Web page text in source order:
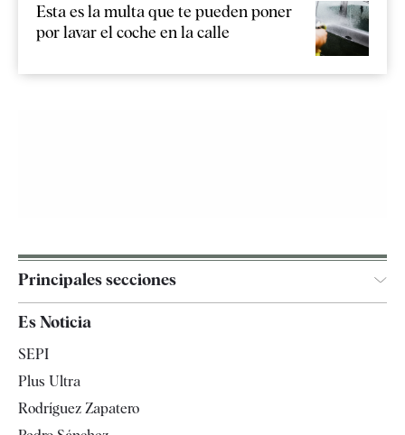
Esta es la multa que te pueden poner
por lavar el coche en la calle
Principales secciones
España
Televisión
Es Noticia
SEPI
Plus Ultra
Rodríguez Zapatero